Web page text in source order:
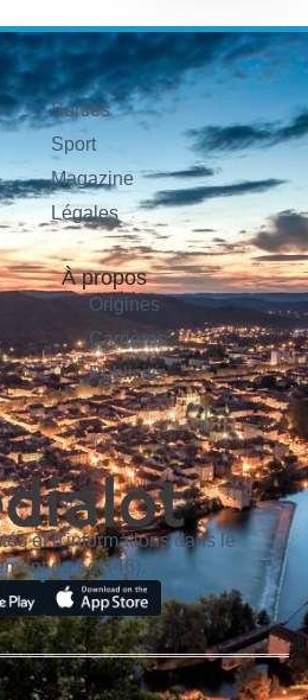
Sorties
Sport
Magazine
Légales
À propos
Origines
Carrières
Publicité
et d'informations dans le
du Lot (46).